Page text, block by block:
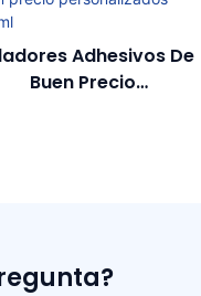
Adhesivos De
Buen Precio